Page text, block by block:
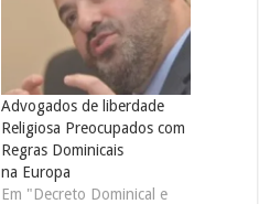
Advogados de liberdade
Religiosa Preocupados com
Regras Dominicais
na Europa
Em "Decreto Dominical e